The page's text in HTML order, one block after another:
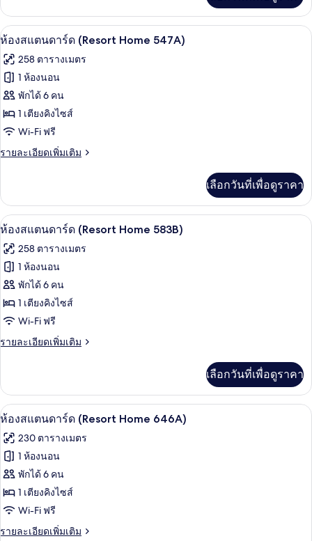
เกี่ยว
กับ
ห้อง
(Resort
Home
เปิด
ภาพถ่าย
ทั้งหมด
ของ
ห้อง
สแตนดาร์ด
(Resort
ห้องสแตนดาร์ด (Resort Home
6
ห้องสแตนดาร์ด (Resort Home 547A)
258 ตารางเมตร
1 ห้องนอน
พักได้ 6 คน
1 เตียงคิงไซส์
Wi-Fi ฟรี
รายละเอียดเพิ่มเติม
ราย
เกี่ยว
กับ
ห้อง
(Resort
Home
เลือกวันที่เพื่อดูราคา
เปิด
ภาพถ่าย
ทั้งหมด
ของ
ห้อง
สแตนดาร์ด
(Resort
ห้องสแตนดาร์ด (Resort Home
5
ห้องสแตนดาร์ด (Resort Home 583B)
258 ตารางเมตร
1 ห้องนอน
พักได้ 6 คน
1 เตียงคิงไซส์
Wi-Fi ฟรี
รายละเอียดเพิ่มเติม
ราย
เกี่ยว
กับ
ห้อง
(Resort
Home
เลือกวันที่เพื่อดูราคา
เปิด
ภาพถ่าย
ทั้งหมด
ของ
ห้อง
สแตนดาร์ด
(Resort
ห้องสแตนดาร์ด (Resort Home
6
ห้องสแตนดาร์ด (Resort Home 646A)
230 ตารางเมตร
1 ห้องนอน
พักได้ 6 คน
1 เตียงคิงไซส์
Wi-Fi ฟรี
รายละเอียดเพิ่มเติม
ราย